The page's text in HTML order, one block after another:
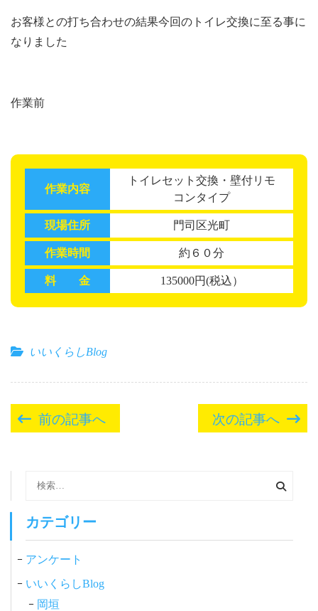
お客様との打ち合わせの結果今回のトイレ交換に至る事に
なりました
作業前
作業内容
トイレセット交換・壁付リモ
コンタイプ
現場住所 門司区光町
作業時間 約６０分
料 金 135000円(税込）
いいくらしBlog
投
稿
ゲ
シ
ョ
ン
前の記事へ 次の記事へ
カテゴリー
アンケート
いいくらしBlog
岡垣